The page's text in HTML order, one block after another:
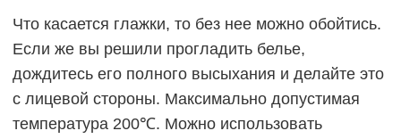
Что касается глажки, то без нее можно обойтись.
Если же вы решили прогладить белье,
дождитесь его полного высыхания и делайте это
с лицевой стороны. Максимально допустимая
температура 200℃. Можно использовать